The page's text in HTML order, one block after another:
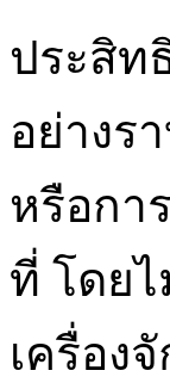
ประสิท
อย่างร
หรือกา
ที่ โดย
เครื่อง